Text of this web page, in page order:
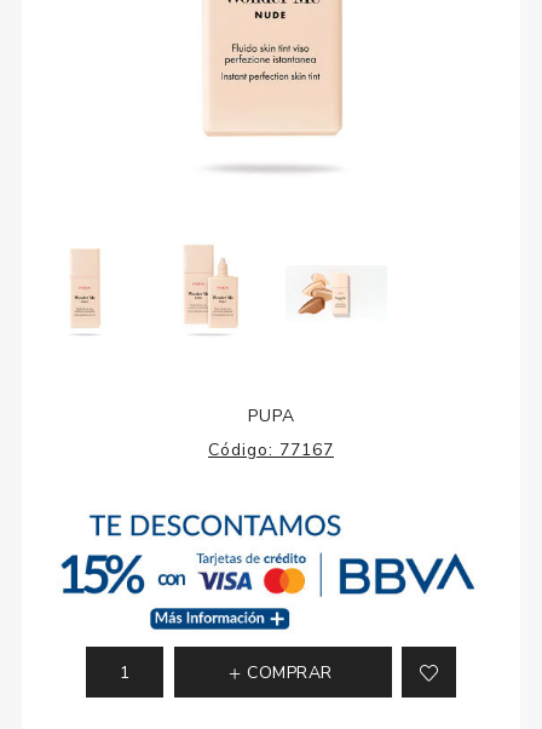
PUPA
Código: 77167
COMPRAR